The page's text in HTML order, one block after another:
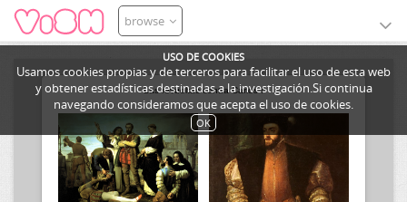
USO DE COOKIES
Usamos cookies propias y de terceros para facilitar el uso de esta web
y obtener estadísticas destinadas a la investigación.Si continua
navegando consideramos que acepta el uso de cookies.
OK
browse